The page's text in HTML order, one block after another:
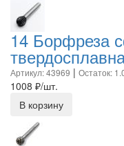
14 Борфреза
Артикул: 43969 | Остаток:
1008 ₽/шт.
В корзину